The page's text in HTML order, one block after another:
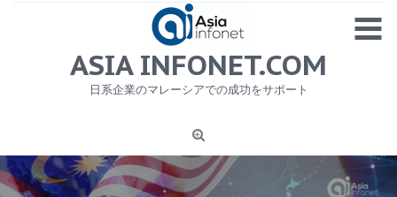
MENU
1
ニュース
労務サービス
ASIA INFONET.COM
日系企業のマレーシアでの成功をサポート